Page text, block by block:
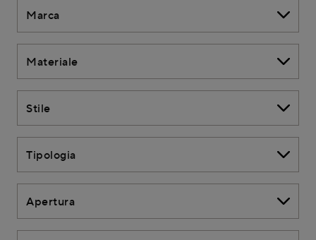
Marca
Materiale
Stile
Tipologia
Apertura